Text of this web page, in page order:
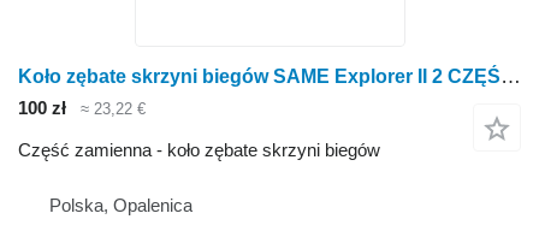
Koło zębate skrzyni biegów SAME Explorer II 2 CZĘŚCI KOŁO ZĘBATE TRYB do ciągnika kołowego SAME Explorer II 2
100 zł ≈ 23,22 €
Część zamienna - koło zębate skrzyni biegów
Polska, Opalenica